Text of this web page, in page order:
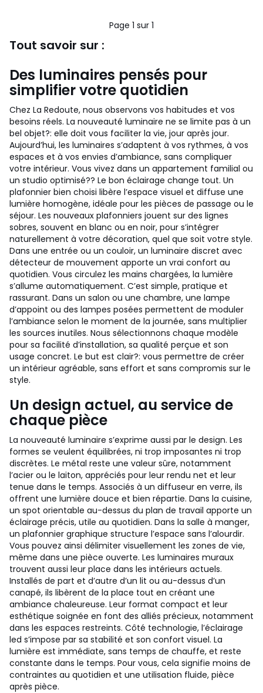
Page 1 sur 1
Tout savoir sur :
Des luminaires pensés pour
simplifier votre quotidien
Chez La Redoute, nous observons vos habitudes et vos
besoins réels. La nouveauté luminaire ne se limite pas à un
bel objet?: elle doit vous faciliter la vie, jour après jour.
Aujourd’hui, les luminaires s’adaptent à vos rythmes, à vos
espaces et à vos envies d’ambiance, sans compliquer
votre intérieur. Vous vivez dans un appartement familial ou
un studio optimisé?? Le bon éclairage change tout. Un
plafonnier bien choisi libère l’espace visuel et diffuse une
lumière homogène, idéale pour les pièces de passage ou le
séjour. Les nouveaux plafonniers jouent sur des lignes
sobres, souvent en blanc ou en noir, pour s’intégrer
naturellement à votre décoration, quel que soit votre style.
Dans une entrée ou un couloir, un luminaire discret avec
détecteur de mouvement apporte un vrai confort au
quotidien. Vous circulez les mains chargées, la lumière
s’allume automatiquement. C’est simple, pratique et
rassurant. Dans un salon ou une chambre, une lampe
d’appoint ou des lampes posées permettent de moduler
l’ambiance selon le moment de la journée, sans multiplier
les sources inutiles. Nous sélectionnons chaque modèle
pour sa facilité d’installation, sa qualité perçue et son
usage concret. Le but est clair?: vous permettre de créer
un intérieur agréable, sans effort et sans compromis sur le
style.
Un design actuel, au service de
chaque pièce
La nouveauté luminaire s’exprime aussi par le design. Les
formes se veulent équilibrées, ni trop imposantes ni trop
discrètes. Le métal reste une valeur sûre, notamment
l’acier ou le laiton, appréciés pour leur rendu net et leur
tenue dans le temps. Associés à un diffuseur en verre, ils
offrent une lumière douce et bien répartie. Dans la cuisine,
un spot orientable au-dessus du plan de travail apporte un
éclairage précis, utile au quotidien. Dans la salle à manger,
un plafonnier graphique structure l’espace sans l’alourdir.
Vous pouvez ainsi délimiter visuellement les zones de vie,
même dans une pièce ouverte. Les luminaires muraux
trouvent aussi leur place dans les intérieurs actuels.
Installés de part et d’autre d’un lit ou au-dessus d’un
canapé, ils libèrent de la place tout en créant une
ambiance chaleureuse. Leur format compact et leur
esthétique soignée en font des alliés précieux, notamment
dans les espaces restreints. Côté technologie, l’éclairage
led s’impose par sa stabilité et son confort visuel. La
lumière est immédiate, sans temps de chauffe, et reste
constante dans le temps. Pour vous, cela signifie moins de
contraintes au quotidien et une utilisation fluide, pièce
après pièce.